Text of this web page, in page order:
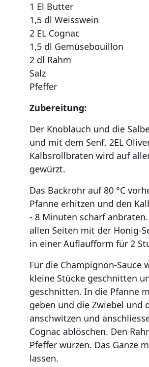
1 El Butter
1,5 dl Weisswein
2 EL Cognac
1,5 dl Gemüsebouillon
2 dl Rahm
Salz
Pfeffer
Zubereitung:
Der Knoblauch und die
und mit dem Senf, 2EL
Kalbsrollbraten wird auf
gewürzt.
Das Backrohr auf 80 °C
Pfanne erhitzen und den
- 8 Minuten scharf
allen Seiten mit der Honig-
in einer Auflaufform für 2
Für die Champignon-Sauce
kleine Stücke geschnitten
geschnitten. In die Pfanne
geben und die Zwiebel und
anschwitzen und
Cognac ablöschen. Den
Pfeffer würzen. Das Ganze
lassen.